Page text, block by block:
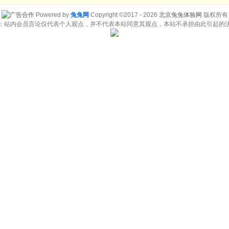
Powered by 兔兔网 Copyright ©2017 - 2026 北京兔兔体验网 版权所有
站内会员言论仅代表个人观点，并不代表本站同意其观点，本站不承担由此引起的